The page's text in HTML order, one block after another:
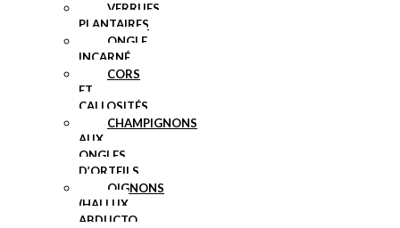
VERRUES
PLANTAIRES
ONGLE
INCARNÉ
CORS
ET
CALLOSITÉS
CHAMPIGNONS
AUX
ONGLES
D’ORTEILS
OIGNONS
(HALLUX
ABDUCTO